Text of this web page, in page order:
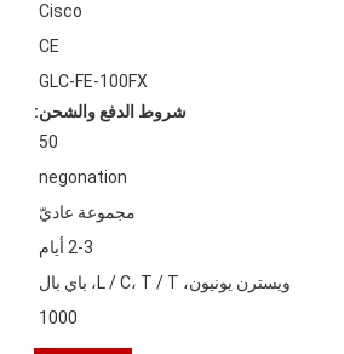
Cisco
CE
GLC-FE-100FX
شروط الدفع والشحن:
50
negonation
مجموعة عاديّ
2-3 أيام
ويسترن يونيون، L / C، T / T، باي بال
1000